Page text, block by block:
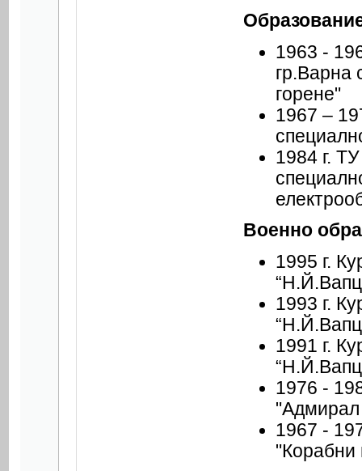
1963 -
гр.Варна
горене"
1967 –
1984 г.
Военно
1995 г.
1993 г.
1991 г.
1976 -
"Адмирал
1967 -